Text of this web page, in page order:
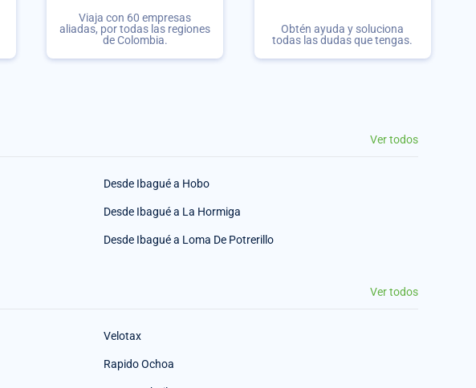
Viaja con 60 empresas
aliadas, por todas las regiones
de Colombia.
Obtén ayuda y soluciona
todas las dudas que tengas.
Ver todos
Desde Ibagué a Hobo
Desde Ibagué a La Hormiga
Desde Ibagué a Loma De Potrerillo
Ver todos
Velotax
Rapido Ochoa